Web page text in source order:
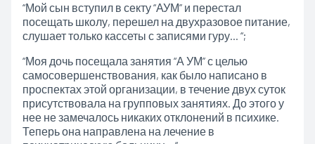
“Мой сын вступил в секту “АУМ” и перестал
посещать школу, перешел на двухразовое питание,
слушает только кассеты с записями гуру… “;
“Моя дочь посещала занятия “А УМ” с целью
самосовершенствования, как было написано в
проспектах этой организации, в течение двух суток
присутствовала на групповых занятиях. До этого у
нее не замечалось никаких отклонений в психике.
Теперь она направлена на лечение в